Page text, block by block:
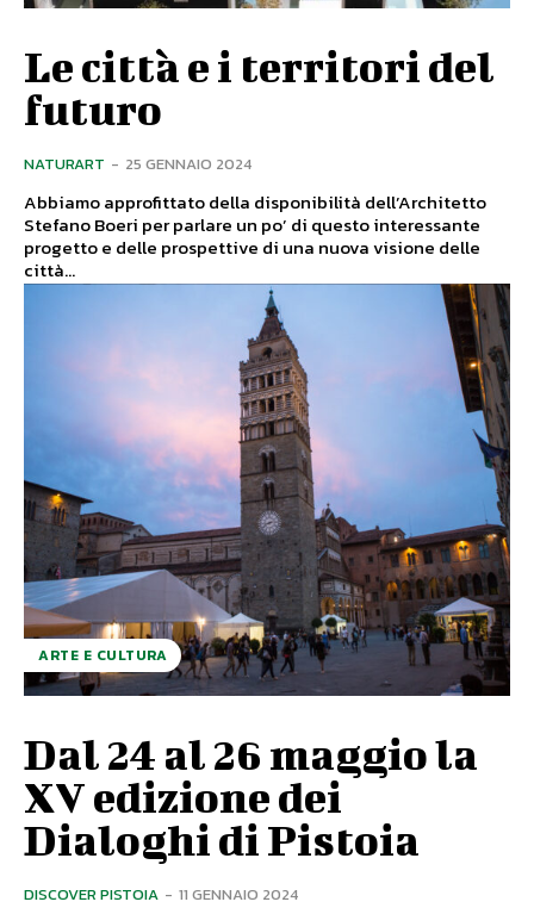
Le città e i territori del
futuro
NATURART - 25 GENNAIO 2024
Abbiamo approfittato della disponibilità dell’Architetto
Stefano Boeri per parlare un po’ di questo interessante
progetto e delle prospettive di una nuova visione delle
città...
ARTE E CULTURA
Dal 24 al 26 maggio la
XV edizione dei
Dialoghi di Pistoia
DISCOVER PISTOIA - 11 GENNAIO 2024